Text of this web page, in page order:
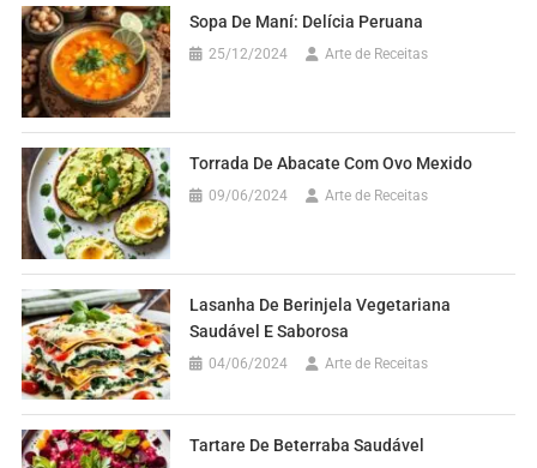
Sopa De Maní: Delícia Peruana
25/12/2024 Arte de Receitas
Torrada De Abacate Com Ovo Mexido
09/06/2024 Arte de Receitas
Lasanha De Berinjela Vegetariana
Saudável E Saborosa
04/06/2024 Arte de Receitas
Tartare De Beterraba Saudável